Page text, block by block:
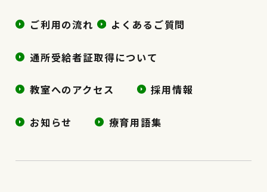
ご利用の流れ よくあるご質問
通所受給者証取得について
教室へのアクセス 採用情報
お知らせ 療育用語集